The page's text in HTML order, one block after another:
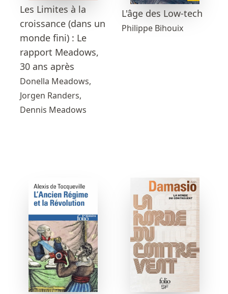
Les Limites à la
croissance (dans un
monde fini) : Le
rapport Meadows,
30 ans après
Donella Meadows,
Jorgen Randers,
Dennis Meadows
L'âge des Low-tech
Philippe Bihouix